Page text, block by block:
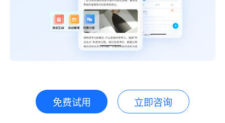
免费试用 立即咨询